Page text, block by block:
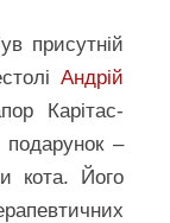
присутній
Андрій
Карітас-
–
кота. Його